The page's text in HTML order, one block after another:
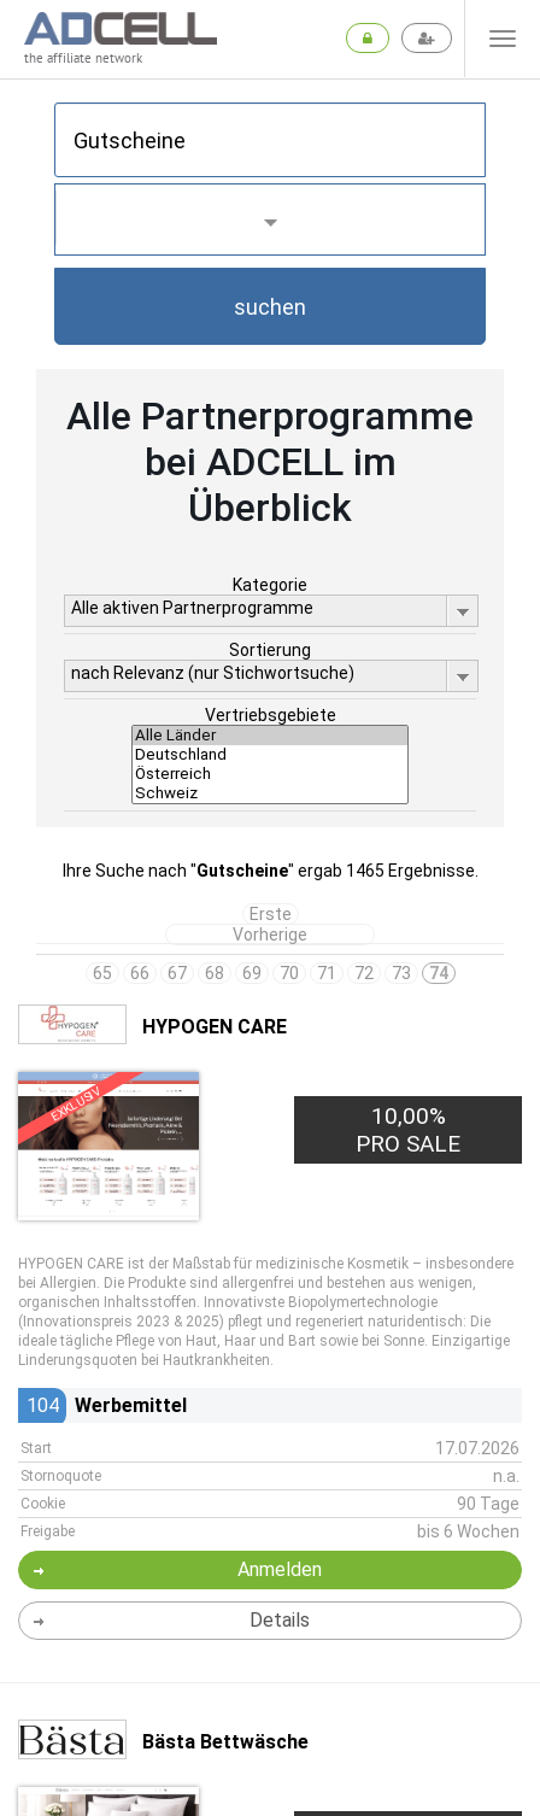
the affiliate network
suchen
Alle Partnerprogramme
bei ADCELL im
Überblick
Kategorie
Alle aktiven Partnerprogramme
Sortierung
nach Relevanz (nur Stichwortsuche)
Vertriebsgebiete
Ihre Suche nach "Gutscheine" ergab 1465 Ergebnisse.
Erste
Vorherige
65
66 67 68 69 70 71 72 73 74
HYPOGEN CARE
EXKLUSIV
10,00%
PRO SALE
HYPOGEN CARE ist der Maßstab für medizinische Kosmetik – insbesondere
bei Allergien. Die Produkte sind allergenfrei und bestehen aus wenigen,
organischen Inhaltsstoffen. Innovativste Biopolymertechnologie
(Innovationspreis 2023 & 2025) pflegt und regeneriert naturidentisch: Die
ideale tägliche Pflege von Haut, Haar und Bart sowie bei Sonne. Einzigartige
Linderungsquoten bei Hautkrankheiten.
104 Werbemittel
Start 17.07.2026
Stornoquote n.a.
Cookie 90 Tage
Freigabe bis 6 Wochen
Anmelden
Details
Bästa Bettwäsche